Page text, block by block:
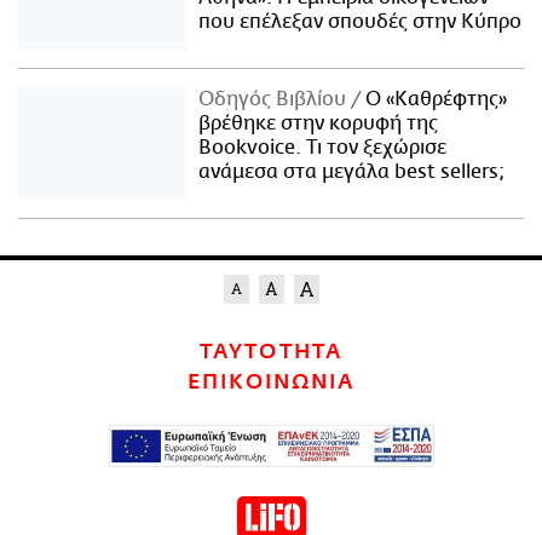
που επέλεξαν σπουδές στην Κύπρο
Οδηγός Βιβλίου
Ο «Καθρέφτης»
βρέθηκε στην κορυφή της
Bookvoice. Τι τον ξεχώρισε
ανάμεσα στα μεγάλα best sellers;
ΤΑΥΤΟΤΗΤΑ
ΕΠΙΚΟΙΝΩΝΙΑ